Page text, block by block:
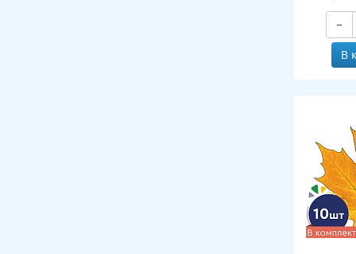
−
В